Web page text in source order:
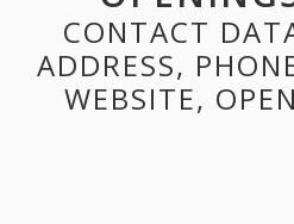
CONTACT
ADDRESS,
WEBSITE,